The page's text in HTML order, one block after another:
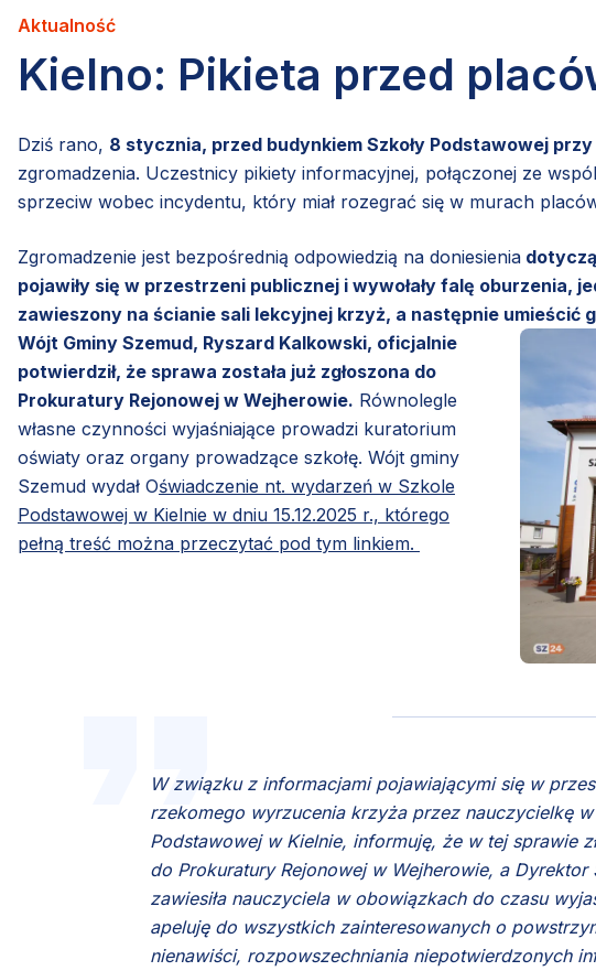
Aktualność
Kielno: Pikieta przed
Dziś rano, 8 stycznia, przed budynkiem Szkoły Podstawowej
zgromadzenia. Uczestnicy pikiety informacyjnej, połączonej ze
sprzeciw wobec incydentu, który miał rozegrać się w murach
Zgromadzenie jest bezpośrednią odpowiedzią na doniesienia
pojawiły się w przestrzeni publicznej i wywołały falę oburzenia,
zawieszony na ścianie sali lekcyjnej krzyż, a następnie umieścić
Wójt Gminy Szemud, Ryszard Kalkowski, oficjalnie
potwierdził, że sprawa została już zgłoszona do
Prokuratury Rejonowej w Wejherowie. Równolegle
własne czynności wyjaśniające prowadzi kuratorium
oświaty oraz organy prowadzące szkołę. Wójt gminy
Szemud wydał Oświadczenie nt. wydarzeń w Szkole
Podstawowej w Kielnie w dniu 15.12.2025 r., którego
pełną treść można przeczytać pod tym linkiem.
W związku z informacjami pojawiającymi się w
rzekomego wyrzucenia krzyża przez nauczycielkę
Podstawowej w Kielnie, informuję, że w tej sprawie
do Prokuratury Rejonowej w Wejherowie, a Dyrektor
zawiesiła nauczyciela w obowiązkach do czasu
apeluję do wszystkich zainteresowanych o
nienawiści, rozpowszechniania niepotwierdzonych